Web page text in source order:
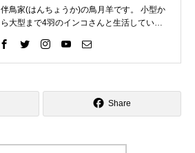
伴鳥家(はんちょうか)の鳥月羊です。 小型か
ら大型まで4羽のインコさんと生活していま
困りごとを経験してきました。 そしてそれを
いろいろな方法で解決して、今ではインコさ
インコライフをさらに楽しいものにしたい。
インコさんと「生涯の相棒」と呼べるような
Share